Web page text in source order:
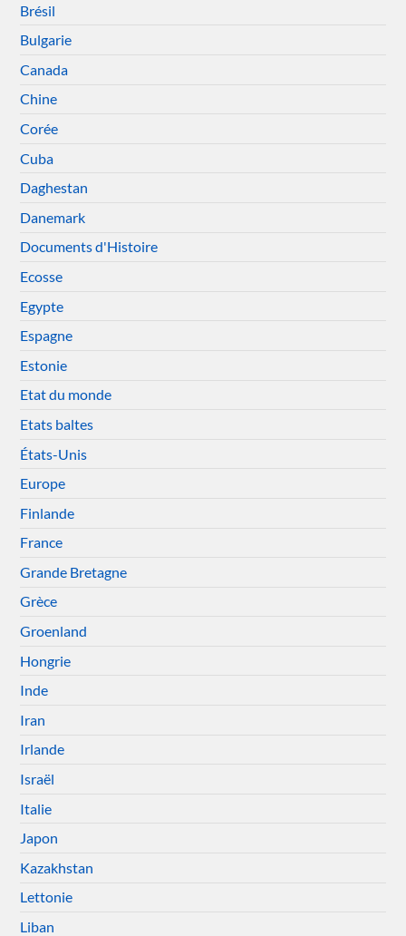
Brésil
Bulgarie
Canada
Chine
Corée
Cuba
Daghestan
Danemark
Documents d'Histoire
Ecosse
Egypte
Espagne
Estonie
Etat du monde
Etats baltes
États-Unis
Europe
Finlande
France
Grande Bretagne
Grèce
Groenland
Hongrie
Inde
Iran
Irlande
Israël
Italie
Japon
Kazakhstan
Lettonie
Liban